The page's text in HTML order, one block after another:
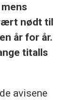
nødt til
år for år.
titalls
avisene